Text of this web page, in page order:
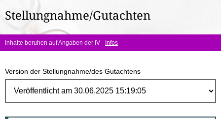
hier:
Stellungnahme/Gutachten
Inhalte beruhen auf Angaben der IV - Infos
Version der Stellungnahme/des Gutachtens